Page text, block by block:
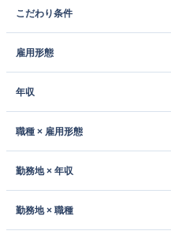
こだわり条件
雇用形態
年収
職種 × 雇用形態
勤務地 × 年収
勤務地 × 職種